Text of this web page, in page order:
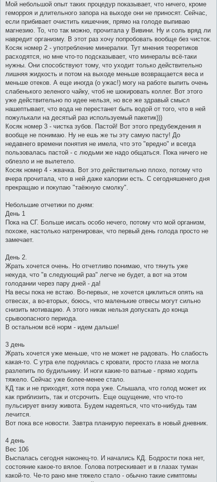
Мой небольшой опыт таких процедур показывает, что ничего, кроме
геморроя и длительного запора на выходе они не приносят. Сейчас,
если прибивает очистить кишечник, прямо на голоде выпиваю
магнезию. То, что так можно, прочитала у Вивини. Ну и соль вряд ли
навредит организму. В этот раз хочу попробовать вообще без чисток.
Косяк номер 2 - употребление минералки. Тут мнения теоретиков
расходятся, но мне что-то подсказывает, что минералы всё-таки
нужны. Они способствуют тому, что уходит только действительно
лишняя жидкость и потом на выходе меньше возвращается веса и
меньше отеков. А еще иногда (о ужас!) могу на работе выпить очень
слабенького зеленого чайку, чтоб не шокировать коллег. Вот этого
уже действительно по идее нельзя, но все же здравый смысл
нашептывает, что вода не перестанет быть водой от того, что в ней
пожулькали на десятый раз используемый пакетик)))
Косяк номер 3 - чистка зубов. Пастой! Вот этого предубеждения я
вообще не понимаю. Ну не ешь же ты эту самую пасту! До
недавнего времени понятия не имела, что это "вредно" и всегда
пользовалась пастой - с людьми же надо общаться. Пока ничего не
облезло и не вылетело.
Косяк номер 4 - жвачка. Вот это действительно плохо, потому что
вчера прочитала, что в ней даже калории есть. С сегодняшенего дня
прекращаю и покупаю "таёжную смолку".
Небольшие отчетики по дням:
День 1
Пока на СГ. Больше иисать особо нечего, потому что мой организм,
похоже, настолько натренирован, что первый день голода просто не
замечает.
День 2.
Жрать хочется очень. Но отчетливо понимаю, что тянуть уже
некуда, что "в следующий раз" легче не будет, а вот на этом
голодании через пару дней - да!
На весы пока не встаю. Во-первых, не хочется циклиться опять на
отвесах, а во-вторых, боюсь, что маленькие отвесы могут сильно
снизить мотивацию. А этого никак нельзя допускать до конца
срывоопасного периода.
В остальном всё норм - идем дальше!
3 день
Жрать хочется уже меньше, что не может не радовать. Но слабость
какая-то. С утра еле поднялась с кровати, просто глаза не могла
разлепить по будильнику. И ноги какие-то ватные - прямо ходить
тяжело. Сейчас уже более-менее стало.
КД так и не приходят, хотя пора уже. Слышала, что голод может их
как приблизить, так и отсрочить. Еще ощущение, что что-то
пульсирует внизу живота. Будем надеяться, что что-нибудь там
лечится.
Вот пока все новости. Завтра планирую переехать в новый дневник.
4 день
Вес 106
Выспалась сегодня наконец-то. И начались КД. Бодрости пока нет,
состояние какое-то вялое. Голова потрескивает и в глазах туман
какой-то. Че-то рано мне тяжело стало - обычно такие симптомы